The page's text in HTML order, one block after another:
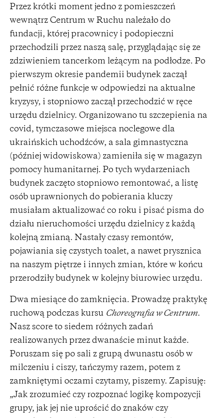
Przez krótki moment jedno z pomieszczeń
wewnątrz Centrum w Ruchu należało do
fundacji, której pracownicy i podopieczni
przechodzili przez naszą salę, przyglądając się ze
zdziwieniem tancerkom leżącym na podłodze. Po
pierwszym okresie pandemii budynek zaczął
pełnić różne funkcje w odpowiedzi na aktualne
kryzysy, i stopniowo zaczął przechodzić w ręce
urzędu dzielnicy. Organizowano tu szczepienia na
covid, tymczasowe miejsca noclegowe dla
ukraińskich uchodźców, a sala gimnastyczna
(później widowiskowa) zamieniła się w magazyn
pomocy humanitarnej. Po tych wydarzeniach
budynek zaczęto stopniowo remontować, a listę
osób uprawnionych do pobierania kluczy
musiałam aktualizować co roku i pisać pisma do
działu nieruchomości urzędu dzielnicy z każdą
kolejną zmianą. Nastały czasy remontów,
pojawiania się czystych toalet, a nawet prysznica
na naszym piętrze i innych zmian, które w końcu
przerodziły budynek w kolejny biurowiec urzędu.
Dwa miesiące do zamknięcia. Prowadzę praktykę
ruchową podczas kursu Choreografia w Centrum.
Nasz score to siedem różnych zadań
realizowanych przez dwanaście minut każde.
Poruszam się po sali z grupą dwunastu osób w
milczeniu i ciszy, tańczymy razem, potem z
zamkniętymi oczami czytamy, piszemy. Zapisuję:
„Jak zrozumieć czy rozpoznać logikę kompozycji
grupy, jak jej nie uprościć do znaków czy